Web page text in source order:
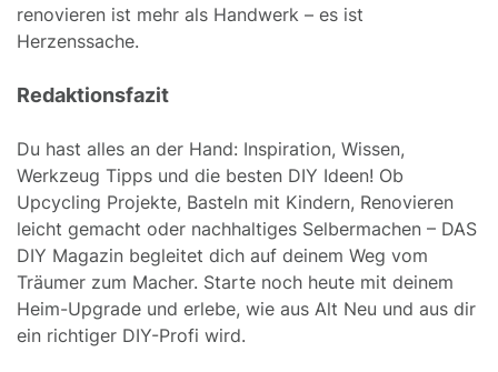
renovieren ist mehr als Handwerk – es ist
Herzenssache.
Redaktionsfazit
Du hast alles an der Hand: Inspiration, Wissen,
Werkzeug Tipps und die besten DIY Ideen! Ob
Upcycling Projekte, Basteln mit Kindern, Renovieren
leicht gemacht oder nachhaltiges Selbermachen – DAS
DIY Magazin begleitet dich auf deinem Weg vom
Träumer zum Macher. Starte noch heute mit deinem
Heim-Upgrade und erlebe, wie aus Alt Neu und aus dir
ein richtiger DIY-Profi wird.